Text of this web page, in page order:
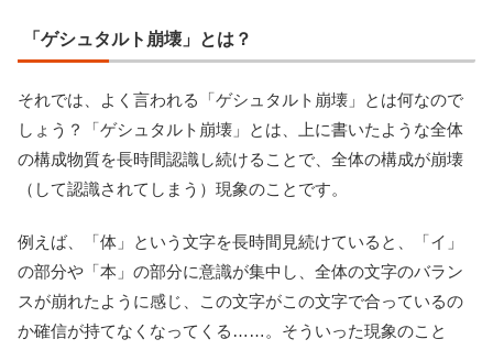
「ゲシュタルト崩壊」とは？
それでは、よく言われる「ゲシュタルト崩壊」とは何なので
しょう？「ゲシュタルト崩壊」とは、上に書いたような全体
の構成物質を長時間認識し続けることで、全体の構成が崩壊
（して認識されてしまう）現象のことです。
例えば、「体」という文字を長時間見続けていると、「イ」
の部分や「本」の部分に意識が集中し、全体の文字のバラン
スが崩れたように感じ、この文字がこの文字で合っているの
か確信が持てなくなってくる……。そういった現象のこと